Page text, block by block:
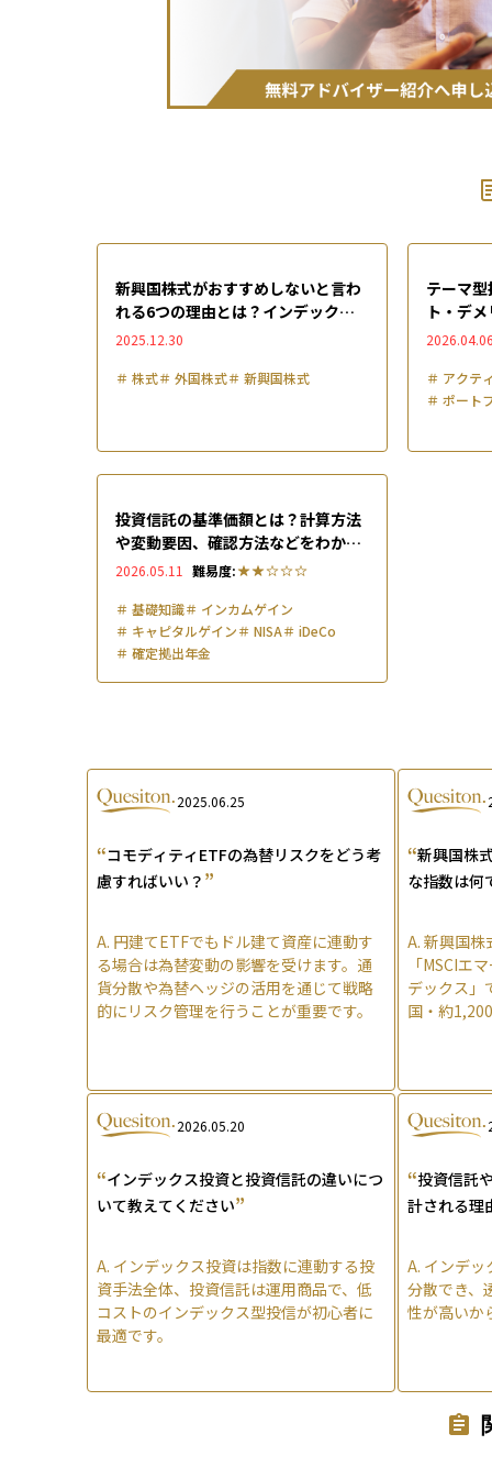
新興国株式がおすすめしないと言わ
れる6つの理由とは？インデックス
や投資信託でリスクを抑える方法と
2025.12.30
＃ 株式＃ 外国株式＃ 新興国株式
テーマ
ト・デ
クター
＃ アクテ
＃ ポート
投資信託の基準価額とは？計算方法
や変動要因、確認方法などをわかり
やすく解説！
2026.05.11 難易度:
＃ 基礎知識＃ インカムゲイン
＃ キャピタルゲイン＃ NISA＃ iDeCo
＃ 確定拠出年金
2025.06.25
“コモディティETFの為替リスクをどう考
慮すればいい？ ”
A. 円建てETFでもドル建て資産に連動す
る場合は為替変動の影響を受けます。通
貨分散や為替ヘッジの活用を通じて戦略
的にリスク管理を行うことが重要です。
“新興国株
な指数は何
A. 新興国株
「MSCIエ
デックス」
国・約
2026.05.20
“インデックス投資と投資信託の違いにつ
いて教えてください”
A. インデックス投資は指数に連動する投
資手法全体、投資信託は運用商品で、低
コストのインデックス型投信が初心者に
最適です。
“投資信託
計される理
A. インデッ
分散でき、
性が高いか